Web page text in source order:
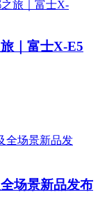
｜富士X-E5
场景新品发布